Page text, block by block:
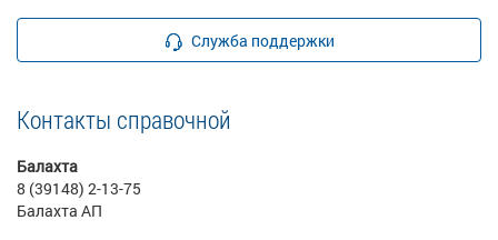
Служба поддержки
Контакты справочной
Балахта
8 (39148) 2-13-75
Балахта АП